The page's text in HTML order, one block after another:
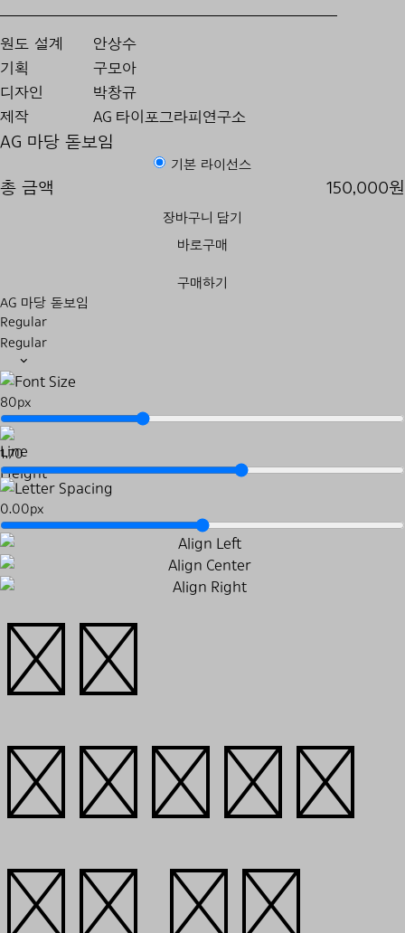
원도 설계
안상수
기획
구모아
디자인
박창규
제작
AG 타이포그라피연구소
AG 마당 돋보임
기본 라이선스
총 금액 150,000원
장바구니 담기
바로구매
구매하기
AG 마당 돋보임
Regular
Regular
80px
1.70
0.00px
국가
지도자들의
기자 회견